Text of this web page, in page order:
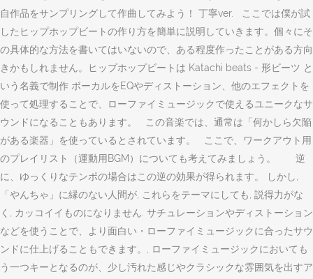
自作品をサンプリングして作曲してみよう！ 丁寧ver. ここでは僕が試
したヒップホップビートの作り方を簡単に説明していきます。個々にそ
の具体的な方法を書いてはいないので、ある程度作ったことがある方向
きかもしれません。ヒップホップビートは Katachi beats - 形ビーツ と
いう名義で制作 ボーカルをEQやディストーション、他のエフェクトを
使って処理することで、ローファイミュージックで使えるユニークなサ
ウンドになることもあります。 この音楽では、通常は「何かしら欠陥
がある楽器」を使っているとされています。 ここで、ワークアウト用
のプレイリスト（運動用BGM）についても考えてみましょう。 逆
に、ゆっくりなテンポの場合はこの逆の効果が得られます。 しかし,
「やんちゃ」に縁のない人間が, これらをテーマにしても, 説得力がな
く, カッコイイものになりません. サチュレーションやディストーション
などを使うことで、より面白い・ローファイミュージックに合ったサウ
ンドに仕上げることもできます。, ローファイミュージックにおいても
う一つキーとなるのが、少し汚れた感じやクラシックな雰囲気を出すア